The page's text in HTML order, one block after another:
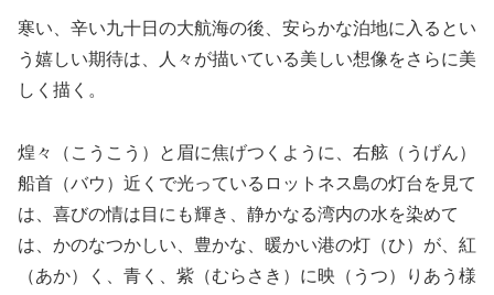
寒い、辛い九十日の大航海の後、安らかな泊地に入るとい
う嬉しい期待は、人々が描いている美しい想像をさらに美
しく描く。
煌々（こうこう）と眉に焦げつくように、右舷（うげん）
船首（バウ）近くで光っているロットネス島の灯台を見て
は、喜びの情は目にも輝き、静かなる湾内の水を染めて
は、かのなつかしい、豊かな、暖かい港の灯（ひ）が、紅
（あか）く、青く、紫（むらさき）に映（うつ）りあう様